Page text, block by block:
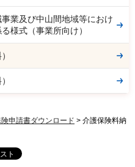
業及び中山間地域等におけ
様式（事業所向け）
申請書ダウンロード > 介護保険料納